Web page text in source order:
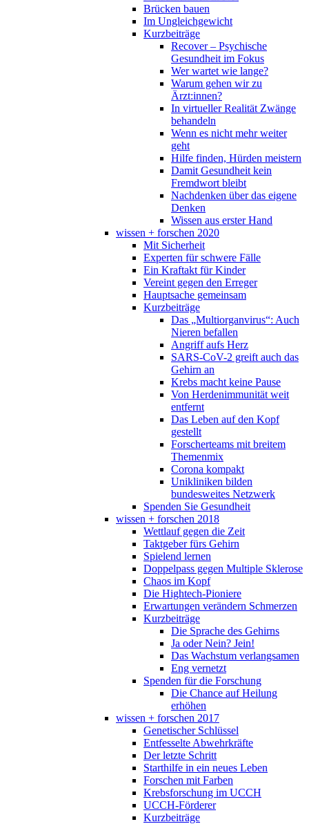
Brücken bauen
Im Ungleichgewicht
Kurzbeiträge
Recover – Psychische
Gesundheit im Fokus
Wer wartet wie lange?
Warum gehen wir zu
Ärzt:innen?
In virtueller Realität Zwänge
behandeln
Wenn es nicht mehr weiter
geht
Hilfe finden, Hürden meistern
Damit Gesundheit kein
Fremdwort bleibt
Nachdenken über das eigene
Denken
Wissen aus erster Hand
wissen + forschen 2020
Mit Sicherheit
Experten für schwere Fälle
Ein Kraftakt für Kinder
Vereint gegen den Erreger
Hauptsache gemeinsam
Kurzbeiträge
Das „Multiorganvirus“: Auch
Nieren befallen
Angriff aufs Herz
SARS-CoV-2 greift auch das
Gehirn an
Krebs macht keine Pause
Von Herdenimmunität weit
entfernt
Das Leben auf den Kopf
gestellt
Forscherteams mit breitem
Themenmix
Corona kompakt
Unikliniken bilden
bundesweites Netzwerk
Spenden Sie Gesundheit
wissen + forschen 2018
Wettlauf gegen die Zeit
Taktgeber fürs Gehirn
Spielend lernen
Doppelpass gegen Multiple Sklerose
Chaos im Kopf
Die Hightech-Pioniere
Erwartungen verändern Schmerzen
Kurzbeiträge
Die Sprache des Gehirns
Ja oder Nein? Jein!
Das Wachstum verlangsamen
Eng vernetzt
Spenden für die Forschung
Die Chance auf Heilung
erhöhen
wissen + forschen 2017
Genetischer Schlüssel
Entfesselte Abwehrkräfte
Der letzte Schritt
Starthilfe in ein neues Leben
Forschen mit Farben
Krebsforschung im UCCH
UCCH-Förderer
Kurzbeiträge